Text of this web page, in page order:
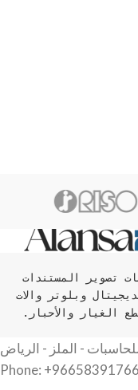
الغيار والأحبار.
- الملز - الرياض
Phone: